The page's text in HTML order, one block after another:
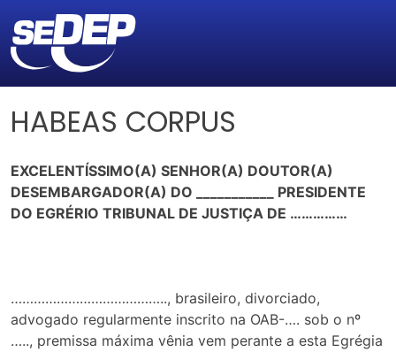
HABEAS CORPUS
EXCELENTÍSSIMO(A) SENHOR(A) DOUTOR(A)
DESEMBARGADOR(A) DO ___________ PRESIDENTE
DO EGRÉRIO TRIBUNAL DE JUSTIÇA DE ……………
………………………………….., brasileiro, divorciado,
advogado regularmente inscrito na OAB-…. sob o nº
….., premissa máxima vênia vem perante a esta Egrégia